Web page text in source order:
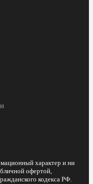
характер и ни
офертой,
кодекса РФ.